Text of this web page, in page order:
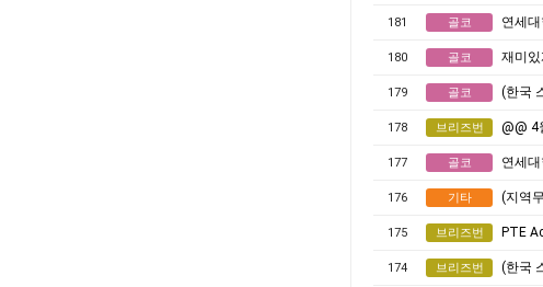
181 골코 연세
180 골코 재미
179 골코 (한국 스
178 브리즈번 @@ 4
177 골코 연세
176 기타 (지역
175 브리즈번 PTE
174 브리즈번 (한국 스